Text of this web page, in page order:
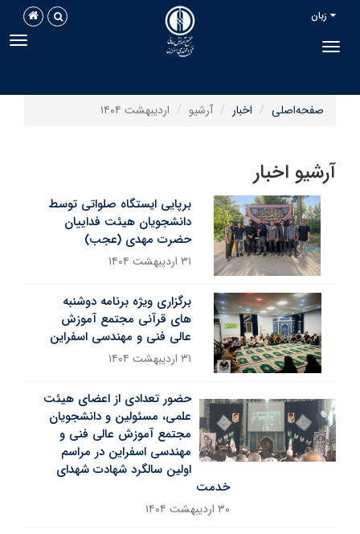
Toggle navigation
صفحه‌اصلی اخبار آرشیو اردیبهشت ۱۴۰۴
اخبار
برپایی ایستگاه صلواتی توسط
دانشجویان هیئت فداییان
حضرت مهدی (عجب)
۳۱ اردیبهشت ۱۴۰۴
برگزاری ویژه برنامه دوشنبه
های قرآنی مجتمع آموزش
عالی فنی و مهندسی اسفراین
۳۱ اردیبهشت ۱۴۰۴
حضور تعدادی از اعضای هیئت
علمی، مسئولین و دانشجویان
مجتمع آموزش عالی فنی و
مهندسی اسفراین در مراسم
اولین سالگرد شهادت شهدای
خدمت